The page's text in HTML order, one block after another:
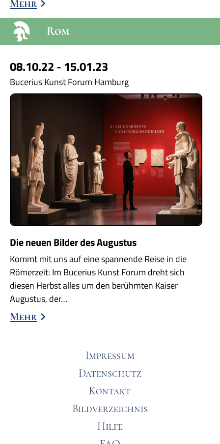
Mehr
Rom
08.10.22 - 15.01.23
Bucerius Kunst Forum Hamburg
Die neuen Bilder des Augustus
Kommt mit uns auf eine spannende Reise in die
Römerzeit: Im Bucerius Kunst Forum dreht sich
diesen Herbst alles um den berühmten Kaiser
Augustus, der…
Mehr
Impressum
Datenschutz
Kontakt
Bildverzeichnis
Hilfe